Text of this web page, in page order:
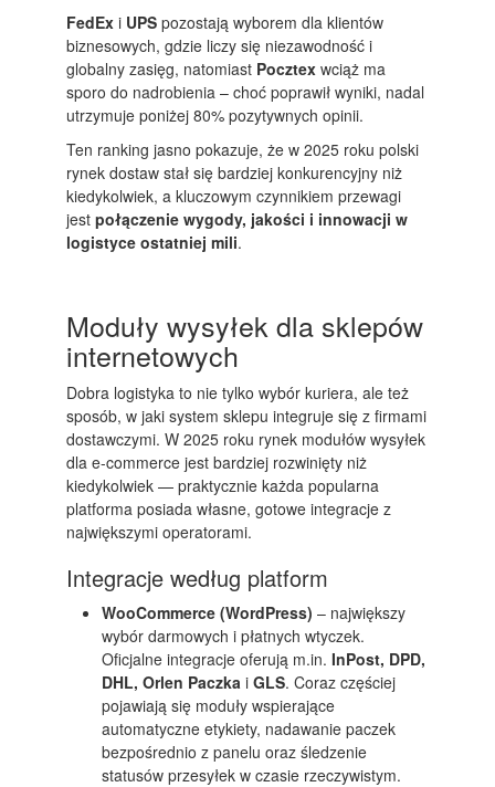
FedEx i UPS pozostają wyborem dla klientów
biznesowych, gdzie liczy się niezawodność i
globalny zasięg, natomiast Pocztex wciąż ma
sporo do nadrobienia – choć poprawił wyniki, nadal
utrzymuje poniżej 80% pozytywnych opinii.
Ten ranking jasno pokazuje, że w 2025 roku polski
rynek dostaw stał się bardziej konkurencyjny niż
kiedykolwiek, a kluczowym czynnikiem przewagi
jest połączenie wygody, jakości i innowacji w
logistyce ostatniej mili.
Moduły wysyłek dla sklepów
internetowych
Dobra logistyka to nie tylko wybór kuriera, ale też
sposób, w jaki system sklepu integruje się z firmami
dostawczymi. W 2025 roku rynek modułów wysyłek
dla e-commerce jest bardziej rozwinięty niż
kiedykolwiek — praktycznie każda popularna
platforma posiada własne, gotowe integracje z
największymi operatorami.
Integracje według platform
WooCommerce (WordPress) – największy
wybór darmowych i płatnych wtyczek.
Oficjalne integracje oferują m.in. InPost, DPD,
DHL, Orlen Paczka i GLS. Coraz częściej
pojawiają się moduły wspierające
automatyczne etykiety, nadawanie paczek
bezpośrednio z panelu oraz śledzenie
statusów przesyłek w czasie rzeczywistym.